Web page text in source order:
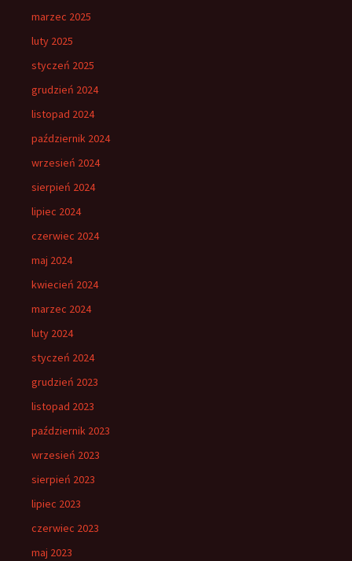
marzec 2025
luty 2025
styczeń 2025
grudzień 2024
listopad 2024
październik 2024
wrzesień 2024
sierpień 2024
lipiec 2024
czerwiec 2024
maj 2024
kwiecień 2024
marzec 2024
luty 2024
styczeń 2024
grudzień 2023
listopad 2023
październik 2023
wrzesień 2023
sierpień 2023
lipiec 2023
czerwiec 2023
maj 2023